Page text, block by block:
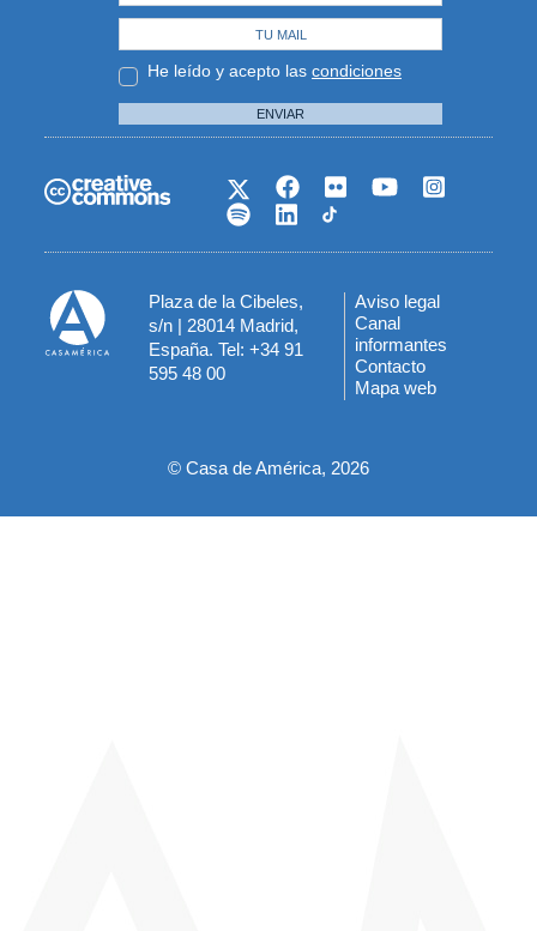
He leído y acepto las condiciones
ENVIAR
Plaza de la Cibeles,
s/n | 28014 Madrid,
España. Tel: +34 91
595 48 00
Menú
del
pie
Aviso legal
Canal
informantes
Contacto
Mapa web
© Casa de América, 2026